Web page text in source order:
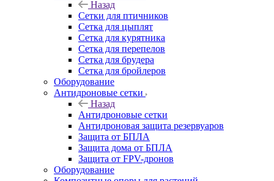
Назад
Сетки для птичников
Сетка для цыплят
Сетка для курятника
Сетка для перепелов
Сетка для брудера
Сетка для бройлеров
Оборудование
Антидроновые сетки
Назад
Антидроновые сетки
Антидроновая защита резервуаров
Защита от БПЛА
Защита дома от БПЛА
Защита от FPV-дронов
Оборудование